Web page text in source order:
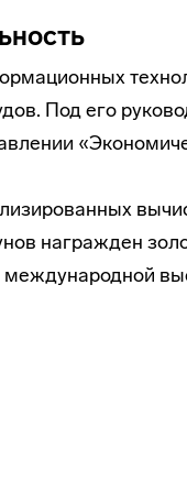
Под его
награжден